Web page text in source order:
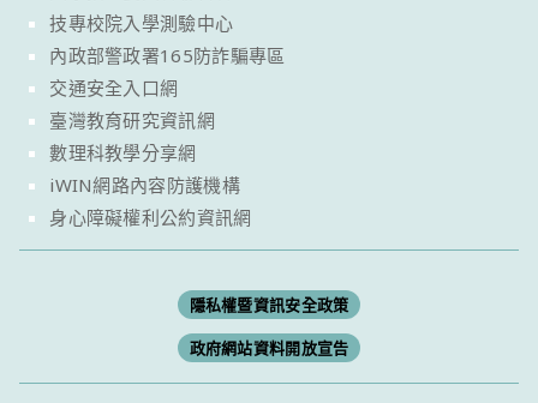
技專校院入學測驗中心
內政部警政署165防詐騙專區
交通安全入口網
臺灣教育研究資訊網
數理科教學分享網
iWIN網路內容防護機構
身心障礙權利公約資訊網
隱私權暨資訊安全政策
政府網站資料開放宣告